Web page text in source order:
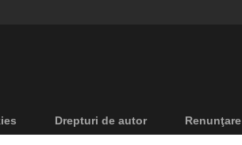
Drepturi de autor Renunţare